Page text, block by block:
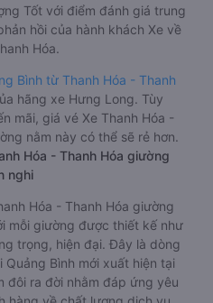
Tốt với điểm đánh giá trung
hồi của hành khách Xe về
Hóa.
Bình từ Thanh Hóa - Thanh
hãng xe Hưng Long. Tùy
mãi, giá vé Xe Thanh Hóa -
nằm này có thể sẽ rẻ hơn.
Hóa - Thanh Hóa giường
nghi
Hóa - Thanh Hóa giường
mỗi giường được thiết kế như
trọng, hiện đại. Đây là dòng
Bình mới xuất hiện tại
đôi ra đời nhằm đáp ứng yêu